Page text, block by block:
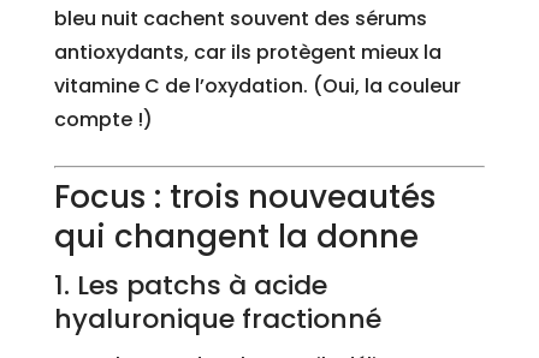
bleu nuit cachent souvent des sérums
antioxydants, car ils protègent mieux la
vitamine C de l’oxydation. (Oui, la couleur
compte !)
Focus : trois nouveautés
qui changent la donne
1. Les patchs à acide
hyaluronique fractionné